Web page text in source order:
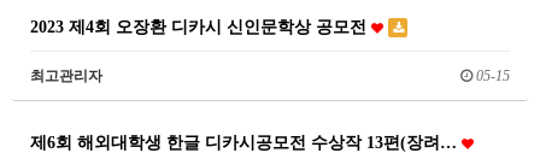
2023 제4회 오장환 디카시 신인문학상 공모전
최고관리자 05-15
제6회 해외대학생 한글 디카시공모전 수상작 13편(장려…